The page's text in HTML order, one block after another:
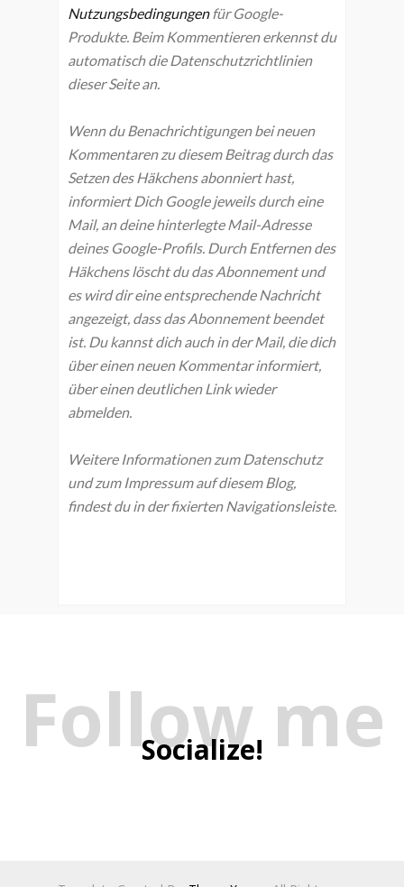
Nutzungsbedingungenfür Google-
Produkte. Beim Kommentieren erkennst du
automatisch die Datenschutzrichtlinien
dieser Seite an.
Wenn du Benachrichtigungen bei neuen
Kommentaren zu diesem Beitrag durch das
Setzen des Häkchens abonniert hast,
informiert Dich Google jeweils durch eine
Mail, an deine hinterlegte Mail-Adresse
deines Google-Profils. Durch Entfernen des
Häkchens löscht du das Abonnement und
es wird dir eine entsprechende Nachricht
angezeigt, dass das Abonnement beendet
ist. Du kannst dich auch in der Mail, die dich
über einen neuen Kommentar informiert,
über einen deutlichen Link wieder
abmelden.
Weitere Informationen zum Datenschutz
und zum Impressum auf diesem Blog,
findest du in der fixierten Navigationsleiste.
Follow me
Socialize!